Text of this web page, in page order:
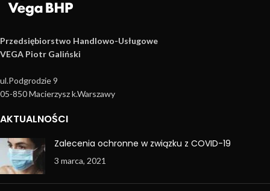
Przedsiębiorstwo Handlowo­-Usługowe
VEGA Piotr Galiński
ul.Podgrodzie 9
05-850 Macierzysz k.Warszawy
AKTUALNOŚCI
Zalecenia ochronne w związku z COVID-19
3 marca, 2021